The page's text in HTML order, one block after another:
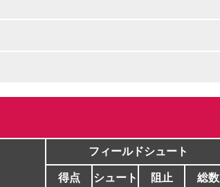
フィールドシュート
得点
シュート 阻止 総数